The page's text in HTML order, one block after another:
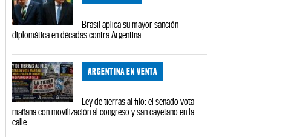
Brasil aplica su mayor sanción
diplomática en décadas contra Argentina
ARGENTINA EN VENTA
Ley de tierras al filo: el senado vota
mañana con movilización al congreso y san cayetano en la
calle